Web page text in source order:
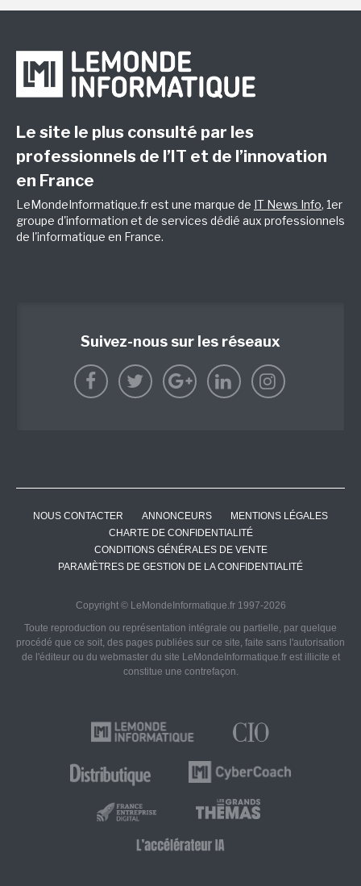
Le site le plus consulté par les
professionnels de l’IT et de l’innovation
en France
LeMondeInformatique.fr est une marque de IT News Info, 1er
groupe d'information et de services dédié aux professionnels
de l'informatique en France.
Suivez-nous sur les réseaux
NOUS CONTACTER ANNONCEURS
MENTIONS LÉGALES
CHARTE DE CONFIDENTIALITÉ
CONDITIONS GÉNÉRALES DE VENTE
PARAMÈTRES DE GESTION DE LA CONFIDENTIALITÉ
Copyright © LeMondeInformatique.fr 1997-2026
Toute reproduction ou représentation intégrale ou partielle, par quelque
procédé que ce soit, des pages publiées sur ce site, faite sans l'autorisation
de l'éditeur ou du webmaster du site LeMondeInformatique.fr est illicite et
constitue une contrefaçon.